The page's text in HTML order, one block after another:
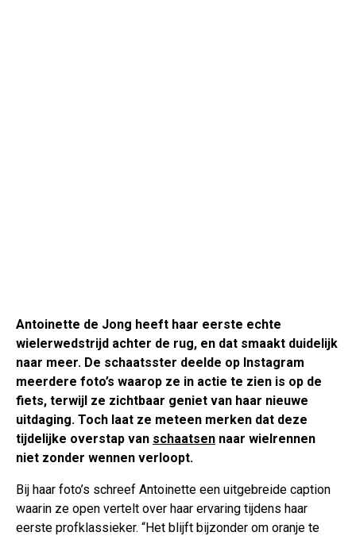
Antoinette de Jong heeft haar eerste echte
wielerwedstrijd achter de rug, en dat smaakt duidelijk
naar meer. De schaatsster deelde op Instagram
meerdere foto’s waarop ze in actie te zien is op de
fiets, terwijl ze zichtbaar geniet van haar nieuwe
uitdaging. Toch laat ze meteen merken dat deze
tijdelijke overstap van schaatsen naar wielrennen
niet zonder wennen verloopt.
Bij haar foto’s schreef Antoinette een uitgebreide caption
waarin ze open vertelt over haar ervaring tijdens haar
eerste profklassieker. “Het blijft bijzonder om oranje te